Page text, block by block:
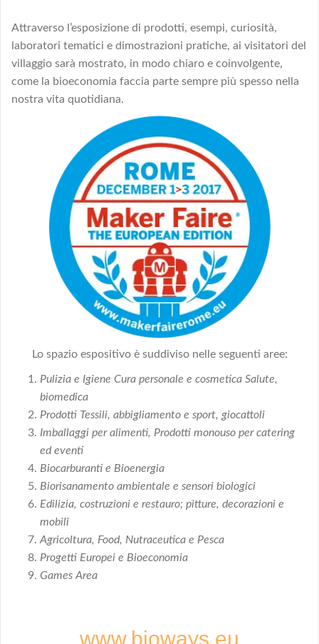
Attraverso l’esposizione di prodotti, esempi, curiosità,
laboratori tematici e dimostrazioni pratiche, ai visitatori del
villaggio sarà mostrato, in modo chiaro e coinvolgente,
come la bioeconomia faccia parte sempre più spesso nella
nostra vita quotidiana.
Lo spazio espositivo è suddiviso nelle seguenti aree:
Pulizia e Igiene Cura personale e cosmetica Salute,
biomedica
Prodotti Tessili, abbigliamento e sport, giocattoli
Imballaggi per alimenti, Prodotti monouso per catering
ed eventi
Biocarburanti e Bioenergia
Biorisanamento ambientale e sensori biologici
Edilizia, costruzioni e restauro; pitture, decorazioni e
mobili
Agricoltura, Food, Nutraceutica e Pesca
Progetti Europei e Bioeconomia
Games Area
www.bioways.eu